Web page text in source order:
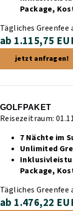
Package,
Tägliches Greenfee
ab 1.115,75
jetzt anfragen!
GOLFPAKET
Reisezeitraum:
7 Nächte im
Unlimited
Package,
Tägliches Greenfee
ab 1.476,22